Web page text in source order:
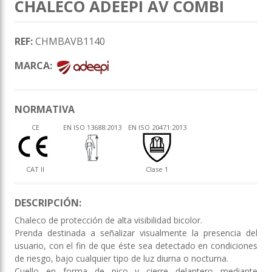
CHALECO ADEEPI AV COMBI
REF:CHMBAVB1140
MARCA:
NORMATIVA
CE
CAT II
EN ISO 13688:2013 EN ISO 20471:2013
Clase 1
DESCRIPCIÓN:
Chaleco de protección de alta visibilidad bicolor.
Prenda destinada a señalizar visualmente la presencia del
usuario, con el fin de que éste sea detectado en condiciones
de riesgo, bajo cualquier tipo de luz diurna o nocturna.